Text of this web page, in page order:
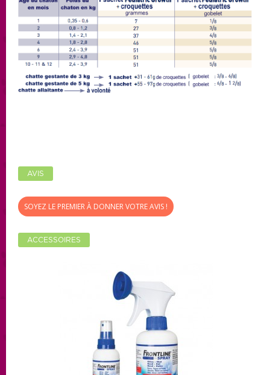
AVIS
SOYEZ LE PREMIER À DONNER VOTRE AVIS !
ACCESSOIRES